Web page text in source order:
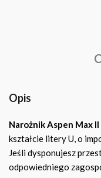
Opis
Narożnik Aspen Max
kształcie litery U, o
Jeśli dysponujesz
odpowiedniego